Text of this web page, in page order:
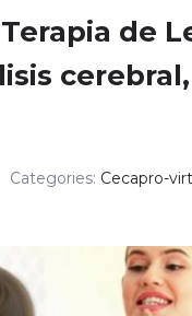
de
Categories: Cecapro-